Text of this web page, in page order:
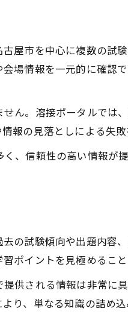
意点
防止術
ながる理由
的な効果
験傾向分析
方法
集め方
要点
ランス
事項
屋市を中心に複数の試
場情報を一元的に確認
ん。溶接ポータルでは
報の見落としによる失敗
、信頼性の高い情報が
の試験傾向や出題内容
ポイントを見極めること
供される情報は非常に
り、単なる知識の詰め